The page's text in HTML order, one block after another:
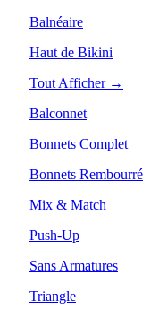
Balnéaire
Haut de Bikini
Tout Afficher →
Balconnet
Bonnets Complet
Bonnets Rembourré
Mix & Match
Push-Up
Sans Armatures
Triangle